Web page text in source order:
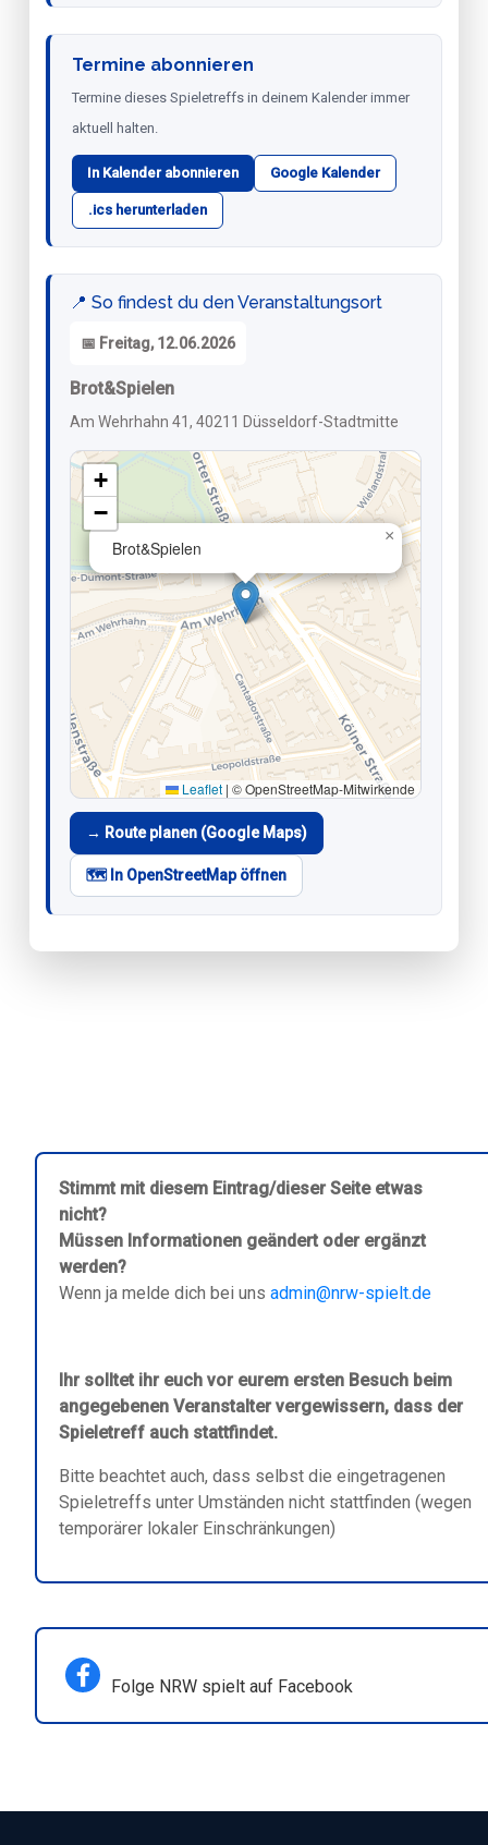
Termine abonnieren
Termine dieses Spieletreffs in deinem Kalender immer
aktuell halten.
In Kalender abonnieren Google Kalender
.ics herunterladen
📍 So findest du den Veranstaltungsort
📅 Freitag, 12.06.2026
Brot&Spielen
Am Wehrhahn 41, 40211 Düsseldorf-Stadtmitte
Brot&Spielen
×
+
−
Leaflet | © OpenStreetMap-Mitwirkende
→ Route planen (Google Maps)
🗺️ In OpenStreetMap öffnen
Stimmt mit diesem Eintrag/dieser Seite etwas
nicht?
Müssen Informationen geändert oder ergänzt
werden?
Wenn ja melde dich bei uns admin@nrw-spielt.de
Ihr solltet ihr euch vor eurem ersten Besuch beim
angegebenen Veranstalter vergewissern, dass der
Spieletreff auch stattfindet.
Bitte beachtet auch, dass selbst die eingetragenen
Spieletreffs unter Umständen nicht stattfinden (wegen
temporärer lokaler Einschränkungen)
Folge NRW spielt auf Facebook